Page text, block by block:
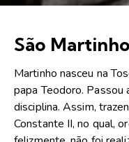
São
Martinho nasceu na
papa Teodoro. Passou
disciplina. Assim,
Constante II, no qual,